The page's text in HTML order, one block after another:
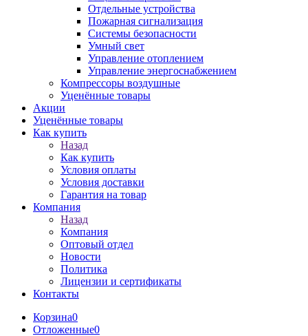
Отдельные устройства
Пожарная сигнализация
Системы безопасности
Умный свет
Управление отоплением
Управление энергоснабжением
Компрессоры воздушные
Уценённые товары
Акции
Уценённые товары
Как купить
Назад
Как купить
Условия оплаты
Условия доставки
Гарантия на товар
Компания
Назад
Компания
Оптовый отдел
Новости
Политика
Лицензии и сертификаты
Контакты
Корзина0
Отложенные0